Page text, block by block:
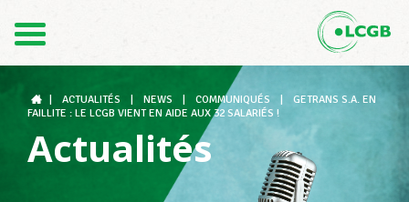
DE
Le LCGB
ACTUALITÉS NEWS COMMUNIQUÉS
GETRANS S.A. EN
FAILLITE : LE LCGB VIENT EN AIDE AUX 32 SALARIÉS !
Actualités